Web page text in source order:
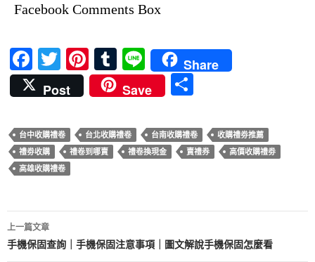
Facebook Comments Box
F
ac
e
b
o
o
T
w
itt
er
Pi
nt
er
es
t
T
u
m
bl
r
Li
n
e
Share
Post
Save
台中收購禮卷 台北收購禮卷 台南收購禮卷
收購禮劵推薦
禮劵收購
禮卷到哪賣 禮卷換現金 賣禮券
高價收購禮劵
高雄收購禮卷
文
章
上一篇文章
手機保固查詢｜手機保固注意事項｜圖文解說手機保固怎麼看